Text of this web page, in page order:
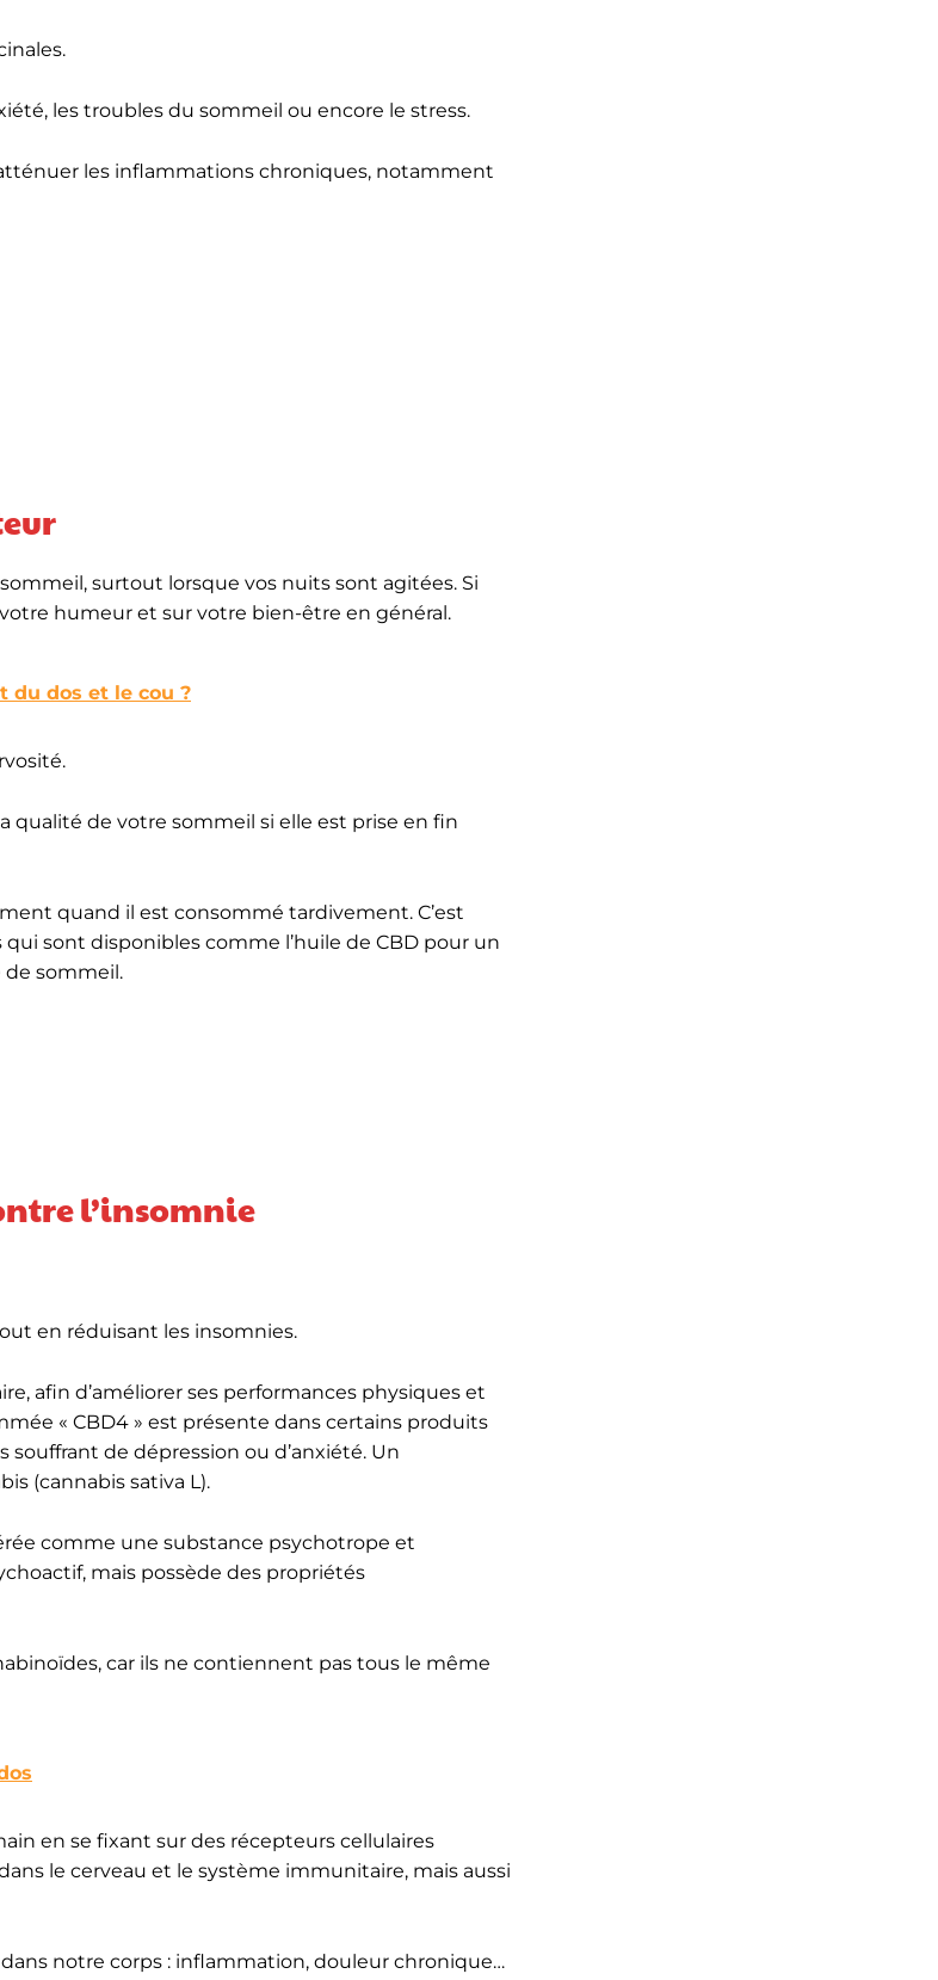
les troubles du sommeil ou encore le stress.
les inflammations chroniques, notamment
surtout lorsque vos nuits sont agitées. Si
humeur et sur votre bien-être en général.
du dos et le cou ?
qualité de votre sommeil si elle est prise en fin
quand il est consommé tardivement. C’est
sont disponibles comme l’huile de CBD pour un
de sommeil.
l’insomnie
en réduisant les insomnies.
afin d’améliorer ses performances physiques et
« CBD4 » est présente dans certains produits
de dépression ou d’anxiété. Un
(cannabis sativa L).
comme une substance psychotrope et
mais possède des propriétés
car ils ne contiennent pas tous le même
en se fixant sur des récepteurs cellulaires
le cerveau et le système immunitaire, mais aussi
notre corps : inflammation, douleur chronique…